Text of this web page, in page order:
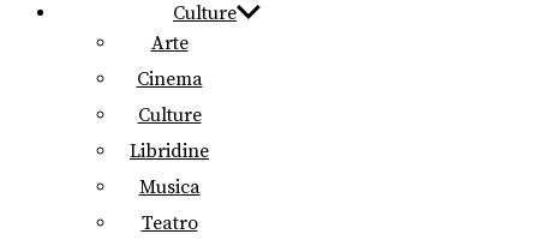
Culture
Arte
Cinema
Culture
Libridine
Musica
Teatro